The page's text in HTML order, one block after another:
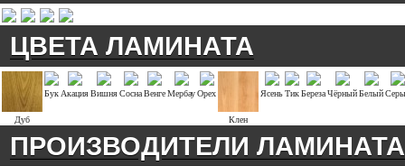
ЦВЕТА ЛАМИНАТА
Дуб
Бук АкацияВишняСоснаВенгеМербауОрех
Клен
ЯсеньТикБерезаЧёрныйБелый
ПРОИЗВОДИТЕЛИ ЛАМИНАТА